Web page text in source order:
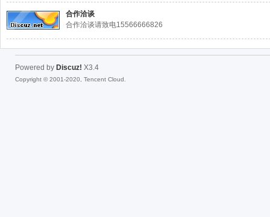
合作洽谈
合作洽谈请致电15566666826
Powered by Discuz! X3.4
Copyright © 2001-2020, Tencent Cloud.